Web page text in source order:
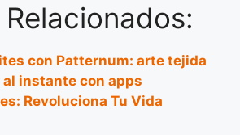
con Patternum: arte tejida
instante con apps
Revoluciona Tu Vida